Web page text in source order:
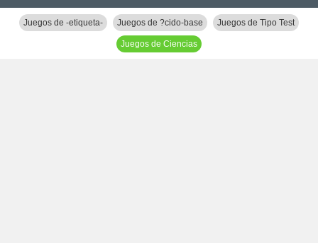
Juegos de -etiqueta- Juegos de ?cido-base Juegos de Tipo Test
Juegos de Ciencias